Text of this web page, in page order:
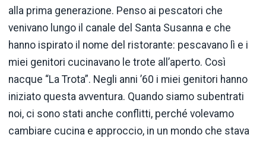
alla prima generazione. Penso ai pescatori che
venivano lungo il canale del Santa Susanna e che
hanno ispirato il nome del ristorante: pescavano lì e i
miei genitori cucinavano le trote all’aperto. Così
nacque “La Trota”. Negli anni ’60 i miei genitori hanno
iniziato questa avventura. Quando siamo subentrati
noi, ci sono stati anche conflitti, perché volevamo
cambiare cucina e approccio, in un mondo che stava